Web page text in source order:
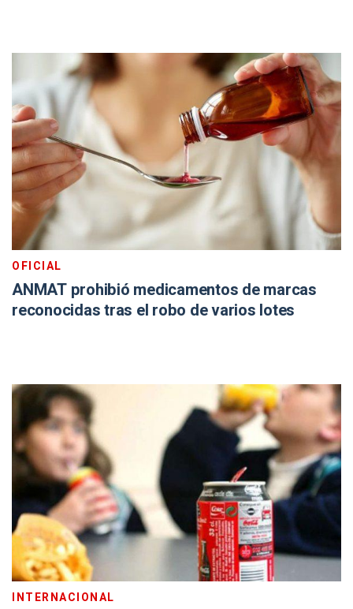
OFICIAL
ANMAT prohibió medicamentos de marcas
reconocidas tras el robo de varios lotes
INTERNACIONAL